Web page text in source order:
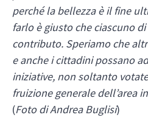
perché la bellezza è il fine
farlo è giusto che ciascuno
contributo. Speriamo che
e anche i cittadini possano
iniziative, non soltanto
fruizione generale dell’area
(Foto di Andrea Buglisi)